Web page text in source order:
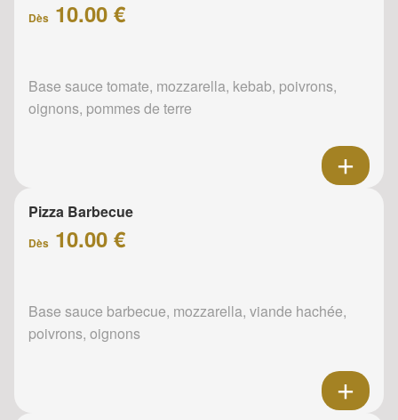
Dès 10.00 €
Base sauce tomate, mozzarella, kebab, poivrons,
oignons, pommes de terre
Pizza Barbecue
Dès 10.00 €
Base sauce barbecue, mozzarella, viande hachée,
poivrons, oignons